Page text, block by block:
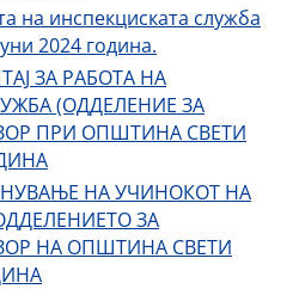
на инспекциската служба
2024 година.
ЗА РАБОТА НА
(ОДДЕЛЕНИЕ ЗА
ПРИ ОПШТИНА СВЕТИ
НА УЧИНОКОТ НА
ЗА
НА ОПШТИНА СВЕТИ